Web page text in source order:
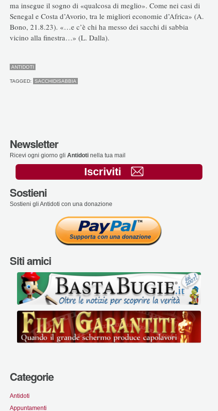
ma insegue il sogno di «qualcosa di meglio». Come nei casi di
Senegal e Costa d’Avorio, tra le migliori economie d’Africa» (A.
Bono, 21.8.23). «…e c’è chi ha messo dei sacchi di sabbia
vicino alla finestra…» (L. Dalla).
ANTIDOTI
TAGGED: SACCHIDISABBIA
Newsletter
Ricevi ogni giorno gli Antidoti nella tua mail
Iscriviti
Sostieni
Sostieni gli Antidoti con una donazione
Siti amici
Categorie
Antidoti
Appuntamenti